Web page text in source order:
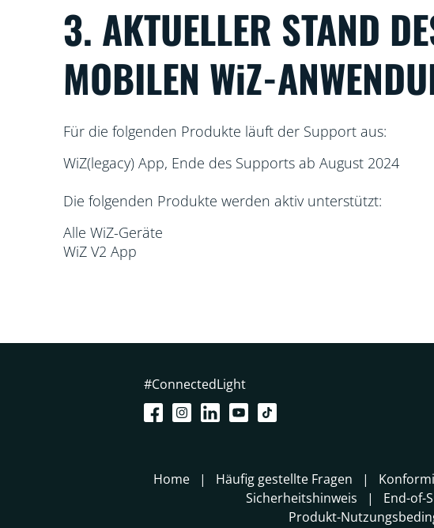
3. AKTUELLER STAND
MOBILEN WiZ-
Für die folgenden Produkte läuft der Support aus:
WiZ(legacy) App, Ende des Supports ab August 2024
Die folgenden Produkte werden aktiv unterstützt:
Alle WiZ-Geräte
WiZ V2 App
#ConnectedLight
Home Häufig gestellte Fragen
Sicherheitshinweis
End-of-
Produkt-